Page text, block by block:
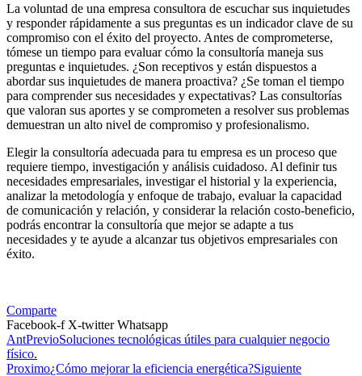
La voluntad de una empresa consultora de escuchar sus inquietudes
y responder rápidamente a sus preguntas es un indicador clave de su
compromiso con el éxito del proyecto. Antes de comprometerse,
tómese un tiempo para evaluar cómo la consultoría maneja sus
preguntas e inquietudes. ¿Son receptivos y están dispuestos a
abordar sus inquietudes de manera proactiva? ¿Se toman el tiempo
para comprender sus necesidades y expectativas? Las consultorías
que valoran sus aportes y se comprometen a resolver sus problemas
demuestran un alto nivel de compromiso y profesionalismo.
Elegir la consultoría adecuada para tu empresa es un proceso que
requiere tiempo, investigación y análisis cuidadoso. Al definir tus
necesidades empresariales, investigar el historial y la experiencia,
analizar la metodología y enfoque de trabajo, evaluar la capacidad
de comunicación y relación, y considerar la relación costo-beneficio,
podrás encontrar la consultoría que mejor se adapte a tus
necesidades y te ayude a alcanzar tus objetivos empresariales con
éxito.
Comparte
Facebook-f X-twitter Whatsapp
AntPrevioSoluciones tecnológicas útiles para cualquier negocio
físico.
Proximo¿Cómo mejorar la eficiencia energética?Siguiente